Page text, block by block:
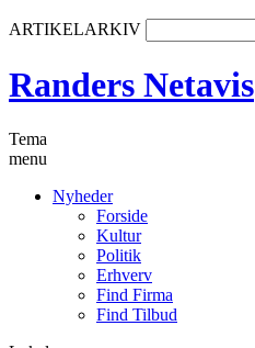
ARTIKELARKIV
Randers Netavis
Tema
menu
Nyheder
Forside
Kultur
Politik
Erhverv
Find Firma
Find Tilbud